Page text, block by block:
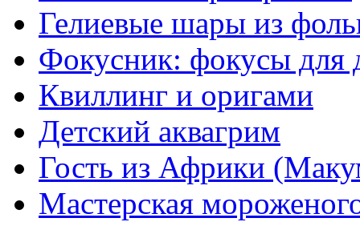
Гелиевые шары из
Фокусник: фокусы для
Квиллинг и оригами
Детский аквагрим
Гость из Африки
Мастерская